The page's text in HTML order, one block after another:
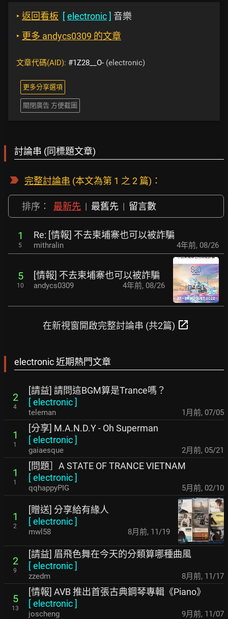
‣ 返回看板 [electronic] 音樂
‣ 更多 andycs0309 的文章
文章代碼(AID): #1Z28__O- (electronic)
更多分享選項
關閉廣告 方便截圖
討論串 (同標題文章)
完整討論串 (本文為第 1 之 2 篇)：
排序： 最新先 | 最舊先 | 留言數
1
5
Re: [情報] 不去柬埔寨也可以被詐騙
mithralin 4年前, 08/26
5
10
[情報] 不去柬埔寨也可以被詐騙
andycs0309 4年前, 08/26
在新視窗開啟完整討論串 (共2篇) open_in_new
electronic 近期熱門文章
2
4
[請益] 請問這BGM算是Trance嗎？
[electronic]
teleman 1月前, 07/05
1
1
[分享] M.A.N.D.Y - Oh Superman
[electronic]
gaiaesque 2月前, 05/21
1
1
[問題］A STATE OF TRANCE VIETNAM
[electronic]
qqhappyPIG 5月前, 02/10
1
2
[贈送] 分享給有緣人
[electronic]
mwl58 8月前, 11/19
2
9
[請益] 眉飛色舞在今天的分類算哪種曲風
[electronic]
zzedm 8月前, 11/17
5
13
[情報] AVB 推出首張古典鋼琴專輯《Piano》
[electronic]
joscheng 9月前, 11/07